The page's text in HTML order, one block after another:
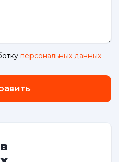
персональных данных